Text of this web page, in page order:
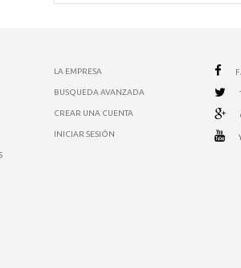
LA EMPRESA
BUSQUEDA AVANZADA
CREAR UNA CUENTA
INICIAR SESIÓN